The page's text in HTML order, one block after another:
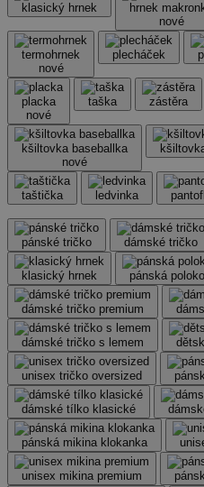
klasický hrnek
hrnek
nové
termohrnek
nové
plecháček
placka
nové
taška zástěra
kšiltovka baseballka
nové
taštička ledvinka
pánské tričko dámské tričko
klasický hrnek pánská
dámské tričko premium
dámské tričko s lemem
unisex tričko oversized
dámské tílko klasické
pánská mikina klokanka
unisex mikina premium